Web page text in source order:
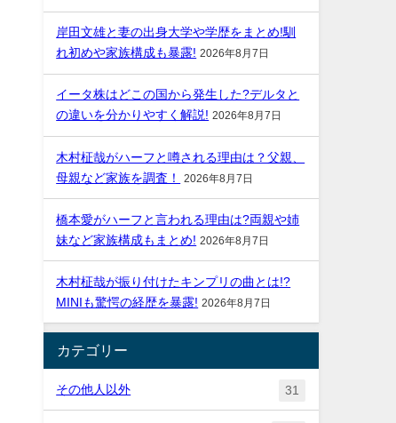
岸田文雄と妻の出身大学や学歴をまとめ!馴
れ初めや家族構成も暴露! 2026年8月7日
イータ株はどこの国から発生した?デルタと
の違いを分かりやすく解説! 2026年8月7日
木村柾哉がハーフと噂される理由は？父親、
母親など家族を調査！
2026年8月7日
橋本愛がハーフと言われる理由は?両親や姉
妹など家族構成もまとめ! 2026年8月7日
木村柾哉が振り付けたキンプリの曲とは!?
MINIも驚愕の経歴を暴露! 2026年8月7日
カテゴリー
その他人以外 31